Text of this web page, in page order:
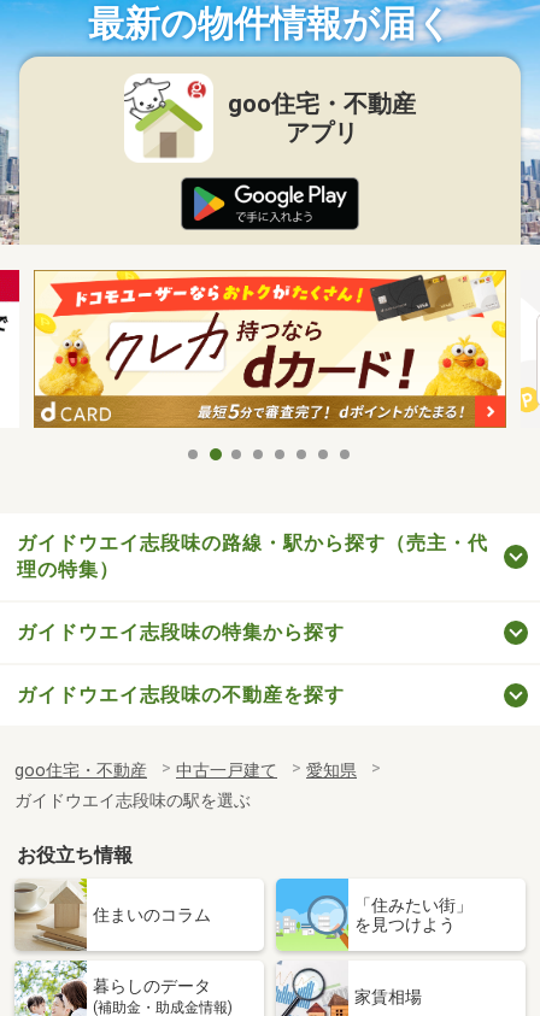
最新の物件情報が届く
goo住宅・不動産
アプリ
ガイドウエイ志段味の路線・駅から探す（売主・代
理の特集）
ガイドウエイ志段味の特集から探す
ガイドウエイ志段味の不動産を探す
goo住宅・不動産 中古一戸建て
愛知県
ガイドウエイ志段味の駅を選ぶ
お役立ち情報
住まいのコラム
「住みたい街」
を見つけよう
暮らしのデータ
(補助金・助成金情報)
家賃相場